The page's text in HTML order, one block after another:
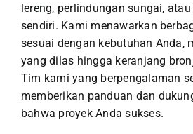
lereng, perlindungan sungai,
sendiri. Kami menawarkan
sesuai dengan kebutuhan Anda,
yang dilas hingga keranjang
Tim kami yang berpengalaman
memberikan panduan dan
bahwa proyek Anda sukses.